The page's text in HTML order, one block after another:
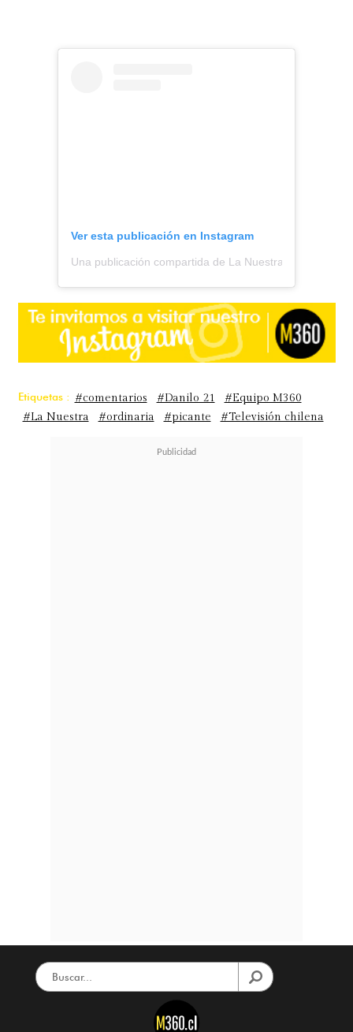
Ver esta publicación en Instagram
Una publicación compartida de La Nuestra
Etiquetas : #comentarios #Danilo 21
#Equipo M360
#La Nuestra
#ordinaria #picante #Televisión chilena